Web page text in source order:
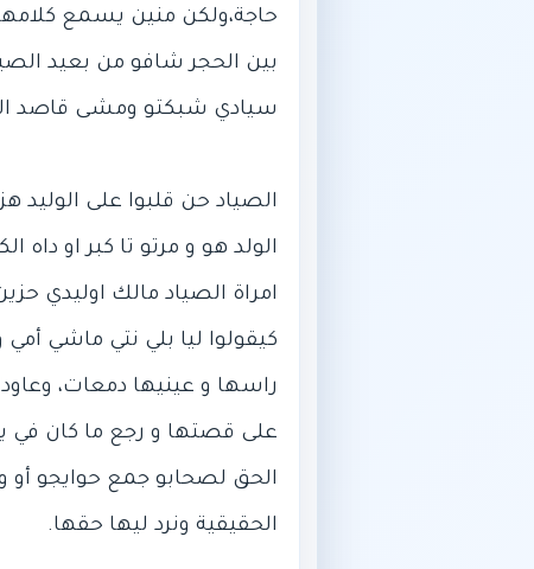
حاجة،ولكن منين يسمع
بين الحجر شافو من بعيد
الصياد حن قلبوا على الوليد
الولد هو و مرتو تا كبر او
امراة الصياد مالك اوليدي
كيقولوا ليا بلي نتي ماشي
راسها و عينيها دمعات،
على قصتها و رجع ما كان في
الحق لصحابو جمع حوايجو